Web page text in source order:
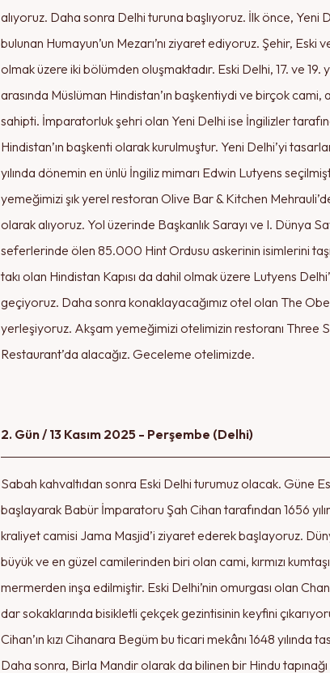
alıyoruz. Daha sonra Delhi turuna başlıyoruz. İlk önce, Yeni
bulunan Humayun’un Mezarı’nı ziyaret ediyoruz. Şehir, Eski
olmak üzere iki bölümden oluşmaktadır. Eski Delhi, 17. ve 19.
arasında Müslüman Hindistan’ın başkentiydi ve birçok cami,
sahipti. İmparatorluk şehri olan Yeni Delhi ise İngilizler
Hindistan’ın başkenti olarak kurulmuştur. Yeni Delhi’yi
yılında dönemin en ünlü İngiliz mimarı Edwin Lutyens
yemeğimizi şık yerel restoran Olive Bar & Kitchen
olarak alıyoruz. Yol üzerinde Başkanlık Sarayı ve I. Dünya
seferlerinde ölen 85.000 Hint Ordusu askerinin isimlerini
takı olan Hindistan Kapısı da dahil olmak üzere Lutyens
geçiyoruz. Daha sonra konaklayacağımız otel olan The
yerleşiyoruz. Akşam yemeğimizi otelimizin restoranı Three
Restaurant’da alacağız. Geceleme otelimizde.
2. Gün / 13 Kasım 2025 - Perşembe (Delhi)
Sabah kahvaltıdan sonra Eski Delhi turumuz olacak. Güne
başlayarak Babür İmparatoru Şah Cihan tarafından 1656
kraliyet camisi Jama Masjid’i ziyaret ederek başlayoruz.
büyük ve en güzel camilerinden biri olan cami, kırmızı
mermerden inşa edilmiştir. Eski Delhi’nin omurgası olan
dar sokaklarında bisikletli çekçek gezintisinin keyfini
Cihan’ın kızı Cihanara Begüm bu ticari mekânı 1648 yılında
Daha sonra, Birla Mandir olarak da bilinen bir Hindu